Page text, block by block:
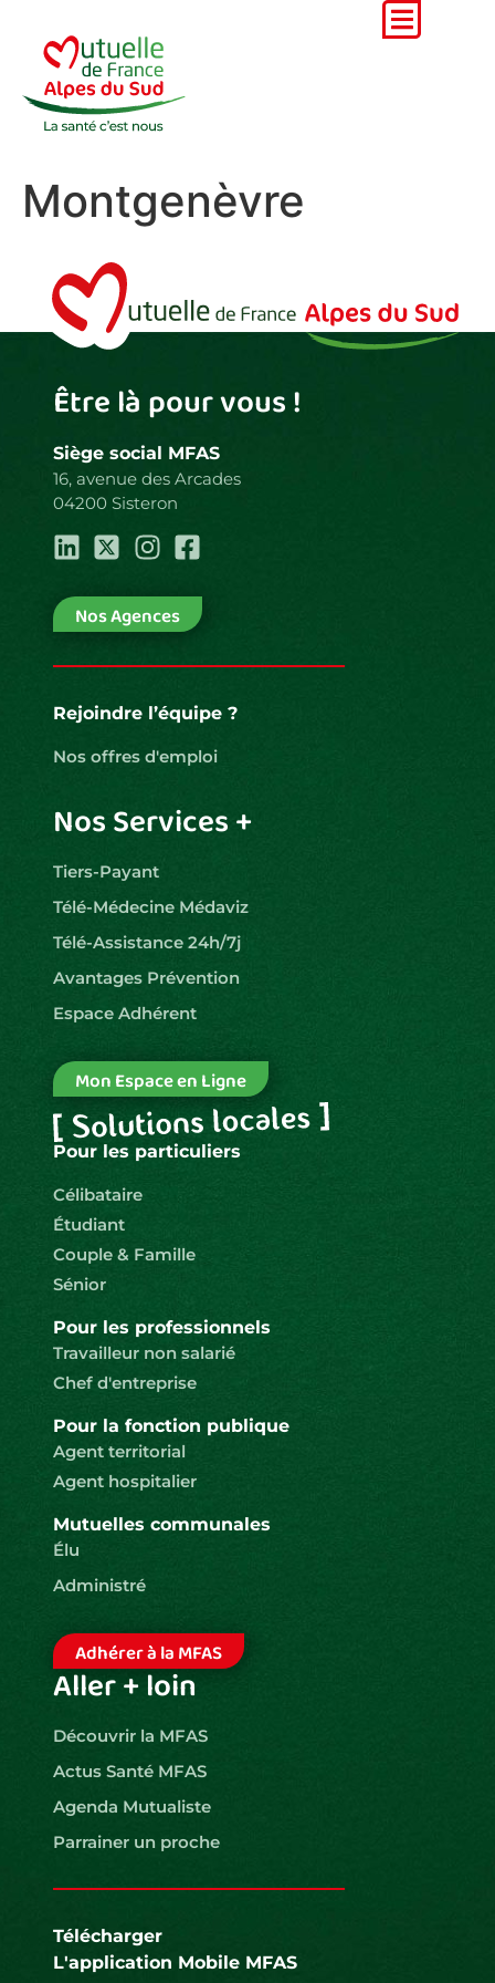
Montgenèvre
Être là pour vous !
Siège social MFAS
16, avenue des Arcades
04200 Sisteron
Nos Agences
Rejoindre l’équipe ?
Nos offres d'emploi
Nos Services +
Tiers-Payant
Télé-Médecine Médaviz
Télé-Assistance 24h/7j
Avantages Prévention
Espace Adhérent
Mon Espace en Ligne
Pour les particuliers
Célibataire
Étudiant
Couple & Famille
Sénior
Pour les professionnels
Travailleur non salarié
Chef d'entreprise
Pour la fonction publique
Agent territorial
Agent hospitalier
Mutuelles communales
Élu
Administré
Adhérer à la MFAS
Aller + loin
Découvrir la MFAS
Actus Santé MFAS
Agenda Mutualiste
Parrainer un proche
Télécharger
L'application Mobile MFAS